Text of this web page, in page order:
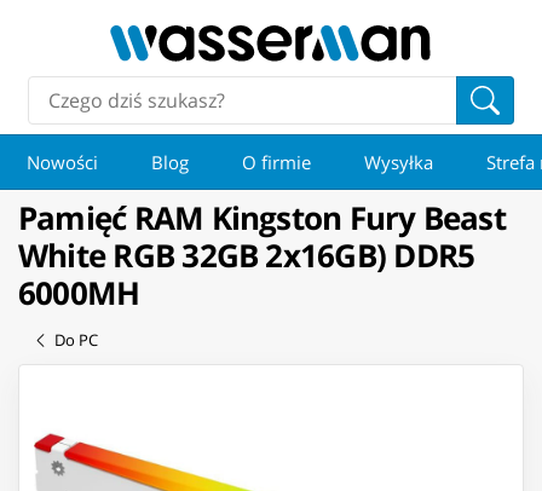
Nowości Blog O firmie Wysyłka Strefa
Pamięć RAM Kingston Fury Beast
White RGB 32GB 2x16GB) DDR5
6000MH
Do PC